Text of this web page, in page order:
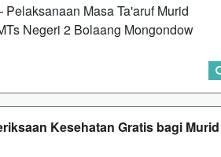
Masa Ta'aruf Murid
Negeri 2 Bolaang Mongondow
Kesehatan Gratis bagi Murid